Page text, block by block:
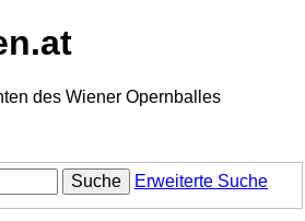
des Wiener Opernballes
Suche Erweiterte Suche